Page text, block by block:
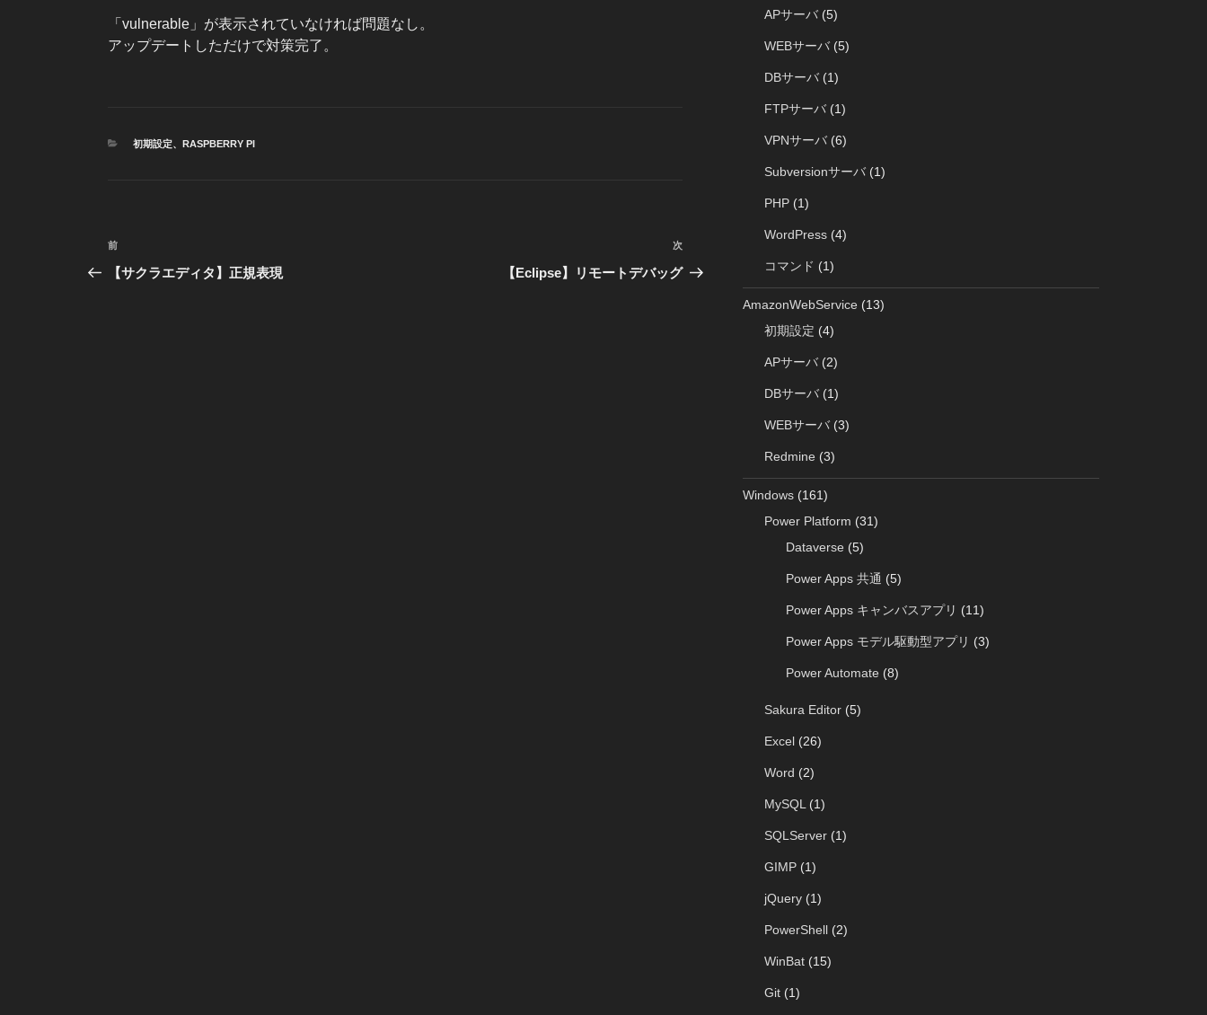
「vulnerable」が表示されていなければ問題なし。
アップデートしただけで対策完了。
カ
初期設定、 RASPBERRY PI
投
稿
前
の
前
【サクラエディタ】正規表現
次
の
次
【Eclipse】リモートデバッグ
APサーバ(5)
WEBサーバ(5)
DBサーバ(1)
FTPサーバ(1)
VPNサーバ(6)
Subversionサーバ(1)
PHP(1)
WordPress(4)
コマンド (1)
AmazonWebService (13)
初期設定 (4)
APサーバ(2)
DBサーバ(1)
WEBサーバ(3)
Redmine (3)
Windows(161)
Power Platform (31)
Dataverse (5)
Power Apps 共通 (5)
Power Apps キャンバスアプリ (11)
Power Apps モデル駆動型アプリ (3)
Power Automate (8)
Sakura Editor(5)
Excel(26)
Word (2)
MySQL (1)
SQLServer(1)
GIMP(1)
jQuery(1)
PowerShell(2)
WinBat(15)
Git(1)